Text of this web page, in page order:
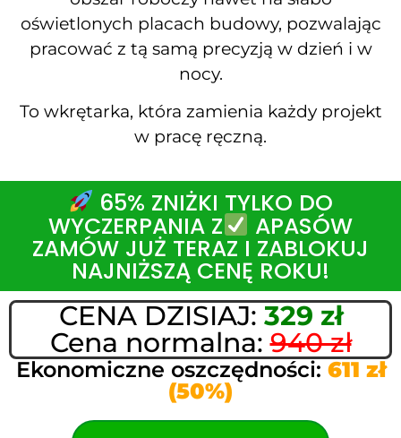
oświetlonych placach budowy, pozwalając
pracować z tą samą precyzją w dzień i w
nocy.
To wkrętarka, która zamienia każdy projekt
w pracę ręczną.
65% ZNIŻKI TYLKO DO
WYCZERPANIA Z APASÓW
ZAMÓW JUŻ TERAZ I ZABLOKUJ
NAJNIŻSZĄ CENĘ ROKU!
CENA DZISIAJ: 329 zł
Cena normalna:940 zł
Ekonomiczne oszczędności: 611 zł
(50%)